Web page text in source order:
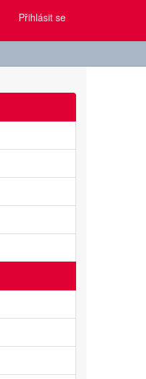
Přihlásit se